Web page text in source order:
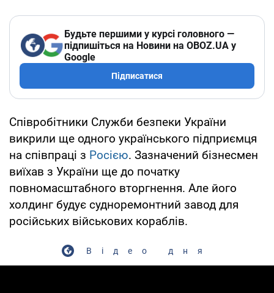
Будьте першими у курсі головного —
підпишіться на Новини на OBOZ.UA у
Google
Підписатися
Співробітники Служби безпеки України
викрили ще одного українського підприємця
на співпраці з Росією. Зазначений бізнесмен
виїхав з України ще до початку
повномасштабного вторгнення. Але його
холдинг будує судноремонтний завод для
російських військових кораблів.
Відео дня